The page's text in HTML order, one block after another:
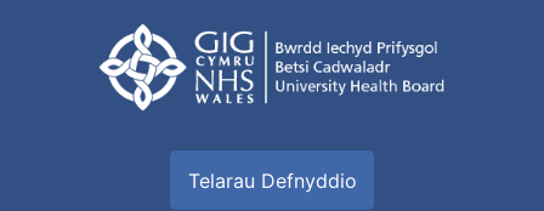
Telarau Defnyddio